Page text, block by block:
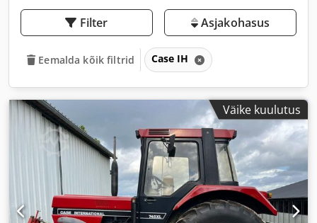
Filter Asjakohasus
Eemalda kõik filtrid Case IH
Väike kuulutus